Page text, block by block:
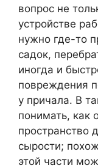
вопрос не
устройстве
нужно где-то
садок,
иногда и
повреждения
у причала. В
понимать, как
пространство
сырости;
этой части